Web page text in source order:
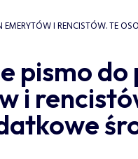
I RENCISTÓW. TE
pismo
i